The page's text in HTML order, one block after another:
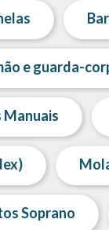
e guarda-
Manuais
Soprano